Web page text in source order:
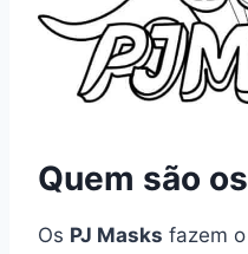
Quem são
Os PJ Masks fazem